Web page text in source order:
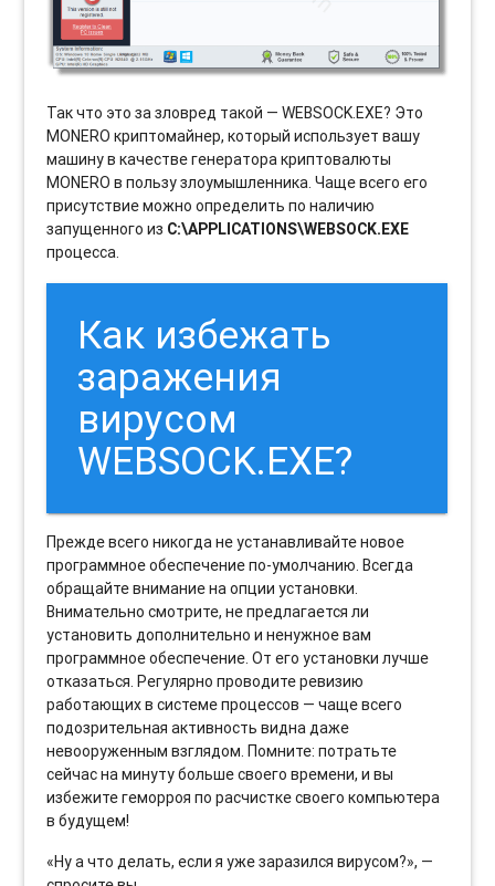
Так что это за зловред такой — WEBSOCK.EXE? Это
MONERO криптомайнер, который использует вашу
машину в качестве генератора криптовалюты
MONERO в пользу злоумышленника. Чаще всего его
присутствие можно определить по наличию
запущенного из C:\APPLICATIONS\WEBSOCK.EXE
процесса.
Как избежать
заражения
вирусом
WEBSOCK.EXE?
Прежде всего никогда не устанавливайте новое
программное обеспечение по-умолчанию. Всегда
обращайте внимание на опции установки.
Внимательно смотрите, не предлагается ли
установить дополнительно и ненужное вам
программное обеспечение. От его установки лучше
отказаться. Регулярно проводите ревизию
работающих в системе процессов — чаще всего
подозрительная активность видна даже
невооруженным взглядом. Помните: потратьте
сейчас на минуту больше своего времени, и вы
избежите геморроя по расчистке своего компьютера
в будущем!
«Ну а что делать, если я уже заразился вирусом?», —